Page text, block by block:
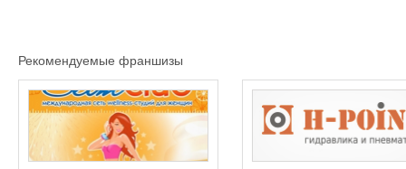
выручкой 300 000 руб. Футбольные поля в вечернее время и в выходные дни будут сдаваться
в аренду с плановой ежемесячной выручкой 930 000 руб. Для завершения строительства
объекта требуется 15 000 000 руб. (инженерные сети, фундамент под второй манеж,
Рекомендуемые франшизы